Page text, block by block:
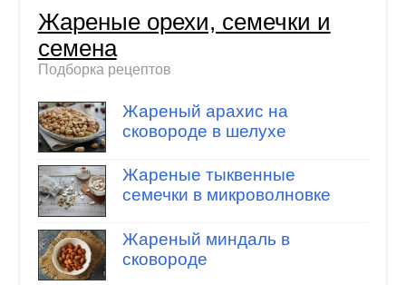
Жареные орехи, семечки и
семена
Подборка рецептов
Жареный арахис на
сковороде в шелухе
Жареные тыквенные
семечки в микроволновке
Жареный миндаль в
сковороде